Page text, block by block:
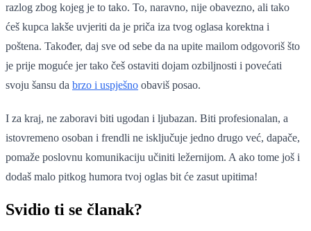
razlog zbog kojeg je to tako. To, naravno, nije obavezno, ali tako
ćeš kupca lakše uvjeriti da je priča iza tvog oglasa korektna i
poštena. Također, daj sve od sebe da na upite mailom odgovoriš što
je prije moguće jer tako češ ostaviti dojam ozbiljnosti i povećati
svoju šansu da brzo i uspješno obaviš posao.
I za kraj, ne zaboravi biti ugodan i ljubazan. Biti profesionalan, a
istovremeno osoban i frendli ne isključuje jedno drugo već, dapače,
pomaže poslovnu komunikaciju učiniti ležernijom. A ako tome još i
dodaš malo pitkog humora tvoj oglas bit će zasut upitima!
Svidio ti se članak?